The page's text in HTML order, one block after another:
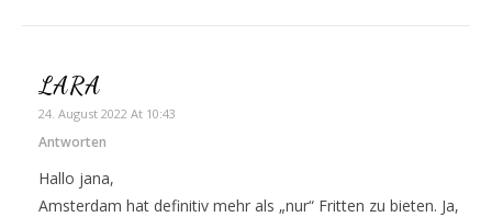
LARA
24. August 2022 At 10:43
Antworten
Hallo jana,
Amsterdam hat definitiv mehr als „nur“ Fritten zu bieten. Ja,